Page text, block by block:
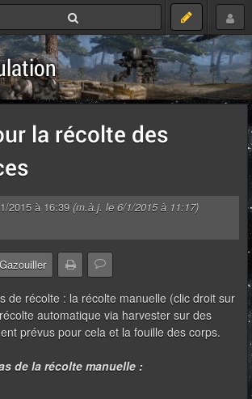
la récolte des
2015 à 16:39 (m.à.j. le 6/1/2015 à 11:17)
Gazouiller
de récolte : la récolte manuelle (clic droit sur
automatique via harvester sur des
prévus pour cela et la fouille des corps.
de la récolte manuelle :